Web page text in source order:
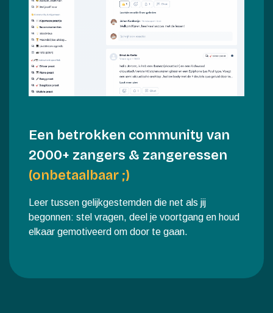
Printbaar oefenmateriaal bij elke
les(t.w.v. €45,- per maand)
Bij de video's krijg je duidelijke PDF's, tabs en
oefeningen, zodat je ook offline gericht en
gestructureerd kunt blijven oefenen.